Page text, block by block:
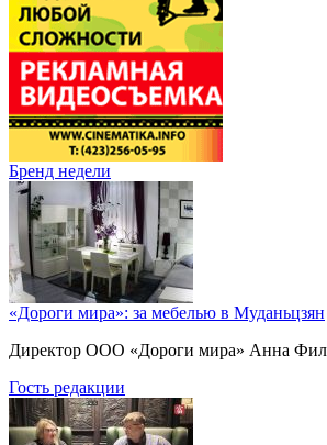
Бренд недели
«Дороги мира»: за мебелью в Муданьцзян
Директор ООО «Дороги мира» Анна
Гость редакции